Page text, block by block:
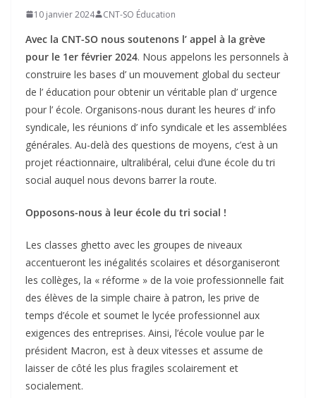
10 janvier 2024 CNT-SO Éducation
Avec la CNT-SO nous soutenons l’ appel à la grève
pour le 1er février 2024. Nous appelons les personnels à
construire les bases d’ un mouvement global du secteur
de l’ éducation pour obtenir un véritable plan d’ urgence
pour l’ école. Organisons-nous durant les heures d’ info
syndicale, les réunions d’ info syndicale et les assemblées
générales. Au-delà des questions de moyens, c’est à un
projet réactionnaire, ultralibéral, celui d’une école du tri
social auquel nous devons barrer la route.
Opposons-nous à leur école du tri social !
Les classes ghetto avec les groupes de niveaux
accentueront les inégalités scolaires et désorganiseront
les collèges, la « réforme » de la voie professionnelle fait
des élèves de la simple chaire à patron, les prive de
temps d’école et soumet le lycée professionnel aux
exigences des entreprises. Ainsi, l’école voulue par le
président Macron, est à deux vitesses et assume de
laisser de côté les plus fragiles scolairement et
socialement.